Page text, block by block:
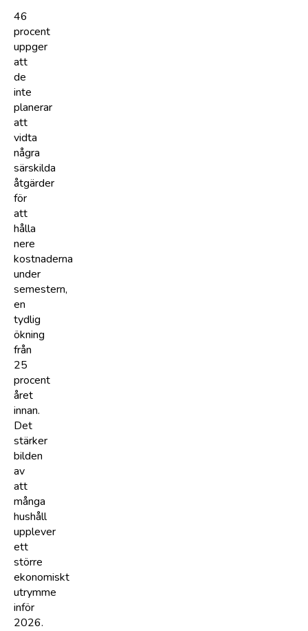
46
procent
uppger
att
de
inte
planerar
att
vidta
några
särskilda
åtgärder
för
att
hålla
nere
kostnaderna
under
semestern,
en
tydlig
ökning
från
25
procent
året
innan.
Det
stärker
bilden
av
att
många
hushåll
upplever
ett
större
ekonomiskt
utrymme
inför
2026.